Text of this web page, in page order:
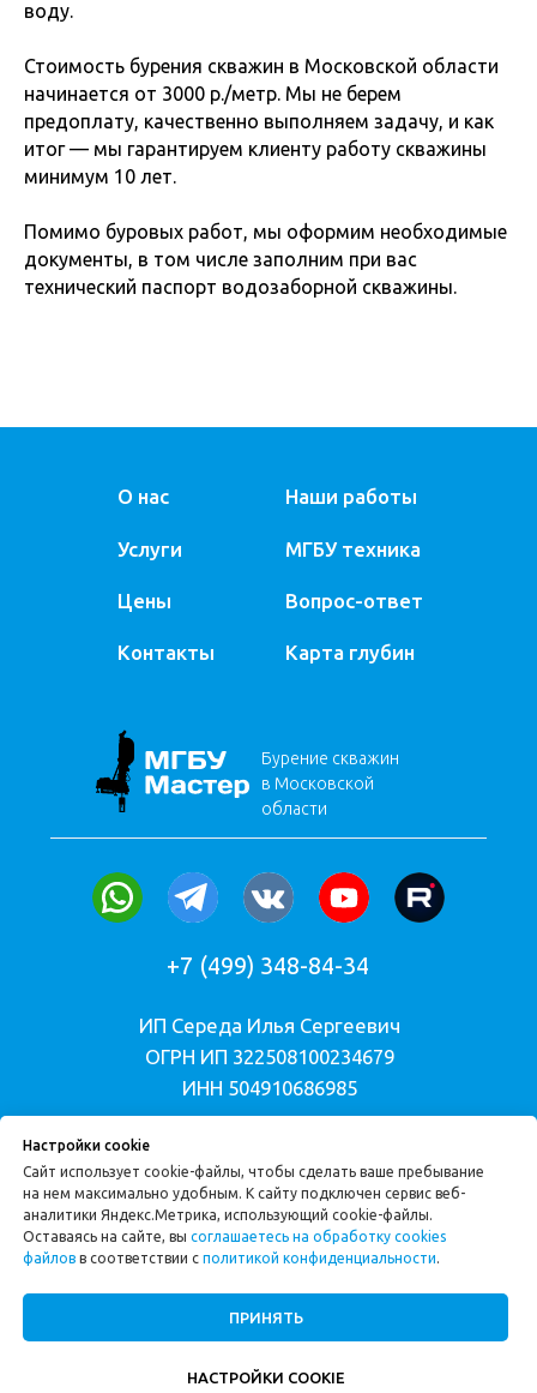
воду.
Стоимость бурения скважин в Московской области
начинается от 3000 р./метр. Мы не берем
предоплату, качественно выполняем задачу, и как
итог — мы гарантируем клиенту работу скважины
минимум 10 лет.
Помимо буровых работ, мы оформим необходимые
документы, в том числе заполним при вас
технический паспорт водозаборной скважины.
Настройки cookie
Сайт использует cookie-файлы, чтобы сделать ваше пребывание
на нем максимально удобным. К cайту подключен сервис веб-
аналитики Яндекс.Метрика, использующий cookie-файлы.
Оставаясь на сайте, вы соглашаетесь на обработку cookies
файлов в соответствии с политикой конфиденциальности.
ПРИНЯТЬ
НАСТРОЙКИ COOKIE